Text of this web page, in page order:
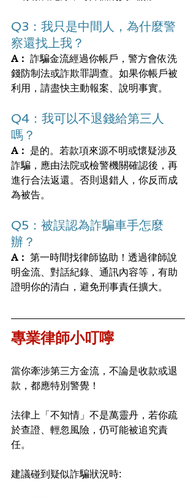
Q3：我只是中間人，為什麼警
察還找上我？
A： 詐騙金流經過你帳戶，警方會依洗
錢防制法或詐欺罪調查。如果你帳戶被
利用，請盡快主動報案、說明事實。
Q4：我可以不退錢給第三人
嗎？
A： 是的。若款項來源不明或懷疑涉及
詐騙，應由法院或檢警機關確認後，再
進行合法返還。否則退錯人，你反而成
為被告。
Q5：被誤認為詐騙車手怎麼
辦？
A： 第一時間找律師協助！透過律師說
明金流、對話紀錄、通訊內容等，有助
證明你的清白，避免刑事責任擴大。
專業律師小叮嚀
當你牽涉第三方金流，不論是收款或退
款，都應特別警覺！
法律上「不知情」不是萬靈丹，若你疏
於查證、輕忽風險，仍可能被追究責
任。
建議碰到疑似詐騙狀況時: